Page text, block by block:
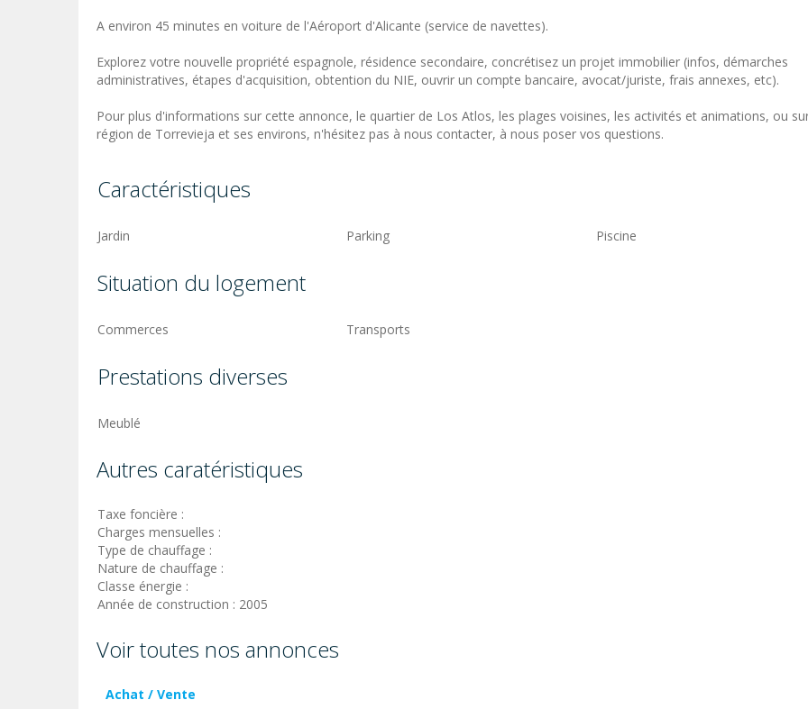
A environ 45 minutes en voiture de l'Aéroport d'Alicante (service de navettes).
Explorez votre nouvelle propriété espagnole, résidence secondaire, concrétisez un projet immobilier (infos, démarches
administratives, étapes d'acquisition, obtention du NIE, ouvrir un compte bancaire, avocat/juriste, frais annexes, etc).
Pour plus d'informations sur cette annonce, le quartier de Los Atlos, les plages voisines, les activités et animations, ou
région de Torrevieja et ses environs, n'hésitez pas à nous contacter, à nous poser vos questions.
Caractéristiques
Jardin Parking Piscine
Situation du logement
Commerces Transports
Prestations diverses
Meublé
Autres caratéristiques
Taxe foncière :
Charges mensuelles :
Type de chauffage :
Nature de chauffage :
Classe énergie :
Année de construction : 2005
Voir toutes nos annonces
Achat / Vente